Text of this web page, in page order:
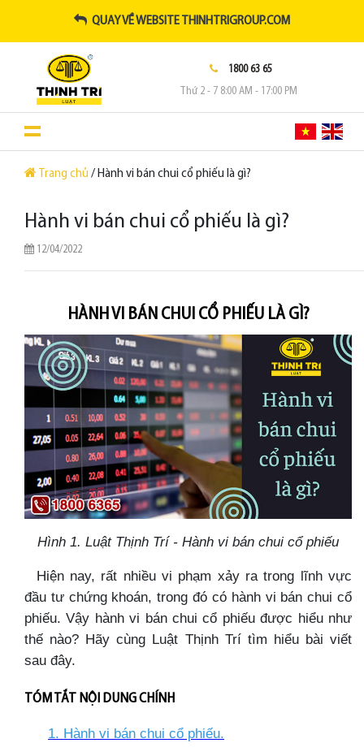
QUAY VỀ WEBSITE THINHTRIGROUP.COM
1800 63 65
Thứ 2 - 7 8:00 AM - 17:00 PM
Trang chủ / Hành vi bán chui cổ phiếu là gì?
Hành vi bán chui cổ phiếu là gì?
12/04/2022
HÀNH VI BÁN CHUI CỔ PHIẾU LÀ GÌ?
Hình 1. Luật Thịnh Trí - Hành vi bán chui cổ phiếu
Hiện nay, rất nhiều vi phạm xảy ra trong lĩnh vực
đầu tư chứng khoán, trong đó có hành vi bán chui cổ
phiếu. Vậy hành vi bán chui cổ phiếu được hiểu như
thế nào? Hãy cùng Luật Thịnh Trí tìm hiểu bài viết
sau đây.
TÓM TẮT NỘI DUNG CHÍNH
1. Hành vi bán chui cổ phiếu.